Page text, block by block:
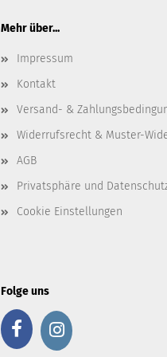
Mehr über...
Impressum
Kontakt
Versand- &
Widerrufsrecht & Muster-
AGB
Privatsphäre und
Cookie Einstellungen
Folge uns